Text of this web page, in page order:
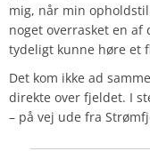
mig, når min
noget overrasket en
tydeligt kunne høre et
Det kom ikke ad
direkte over fjeldet. I
– på vej ude fra